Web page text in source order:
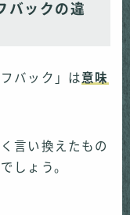
バックの違
バック」は意味
言い換えたもの
しょう。